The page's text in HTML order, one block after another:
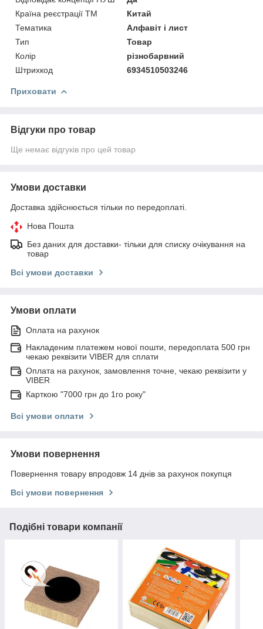
Країна реєстрації ТМ
Китай
Тематика
Алфавіт і лист
Тип
Товар
Колір
різнобарвний
Штрихкод
6934510503246
Приховати
Відгуки про товар
Ще немає відгуків про цей товар
Умови доставки
Доставка здійснюється тільки по передоплаті.
Нова Пошта
Без даних для доставки- тільки для списку очікування на
товар
Всі умови доставки
Умови оплати
Оплата на рахунок
Накладеним платежем нової пошти, передоплата 500 грн
чекаю реквізити VIBER для сплати
Оплата на рахунок, замовлення точне, чекаю реквізити у
VIBER
Карткою "7000 грн до 1го року"
Всі умови оплати
Умови повернення
Повернення товару впродовж 14 днів за рахунок покупця
Всі умови повернення
Подібні товари компанії